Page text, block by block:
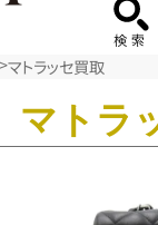
マトラッセ買取
マトラ